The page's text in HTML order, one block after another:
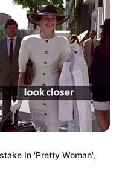
In 'Pretty Woman',